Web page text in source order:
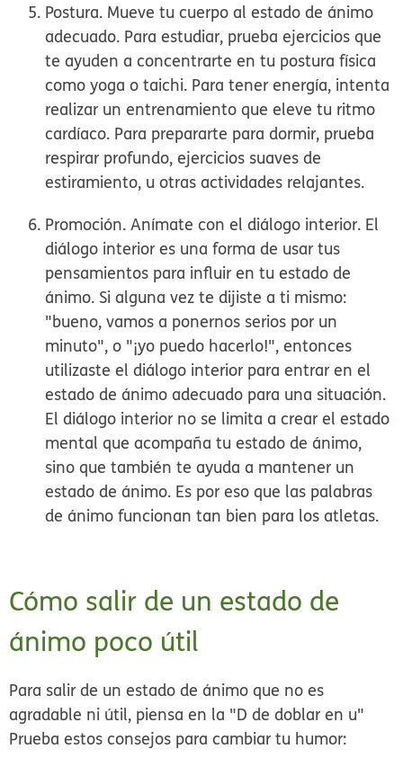
Postura. Mueve tu cuerpo al estado de ánimo
adecuado. Para estudiar, prueba ejercicios que
te ayuden a concentrarte en tu postura física
como yoga o taichi. Para tener energía, intenta
realizar un entrenamiento que eleve tu ritmo
cardíaco. Para prepararte para dormir, prueba
respirar profundo, ejercicios suaves de
estiramiento, u otras actividades relajantes.
Promoción. Anímate con el diálogo interior. El
diálogo interior es una forma de usar tus
pensamientos para influir en tu estado de
ánimo. Si alguna vez te dijiste a ti mismo:
"bueno, vamos a ponernos serios por un
minuto", o "¡yo puedo hacerlo!", entonces
utilizaste el diálogo interior para entrar en el
estado de ánimo adecuado para una situación.
El diálogo interior no se limita a crear el estado
mental que acompaña tu estado de ánimo,
sino que también te ayuda a mantener un
estado de ánimo. Es por eso que las palabras
de ánimo funcionan tan bien para los atletas.
Cómo salir de un estado de
ánimo poco útil
Para salir de un estado de ánimo que no es
agradable ni útil, piensa en la "D de doblar en u"
Prueba estos consejos para cambiar tu humor: